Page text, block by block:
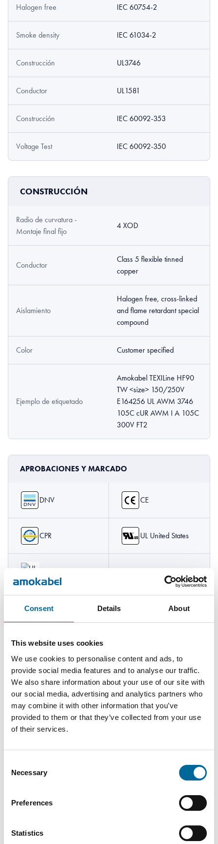
Consent Details About
This website uses cookies
We use cookies to personalise content and ads, to
provide social media features and to analyse our traffic.
We also share information about your use of our site with
our social media, advertising and analytics partners who
may combine it with other information that you’ve
provided to them or that they’ve collected from your use
of their services.
Selection
Necessary
Preferences
Statistics
Halogen free IEC 60754-2
Smoke density IEC 61034-2
Construcción UL3746
Conductor UL1581
Construcción IEC 60092-353
Voltage Test IEC 60092-350
CONSTRUCCIÓN
Radio de curvatura -
Montaje final fijo
4 XOD
Conductor
Class 5 flexible tinned
copper
Aislamiento
Halogen free, cross-linked
and flame retardant special
compound
Color Customer specified
Ejemplo de etiquetado
Amokabel TEXILine HF90
TW <size> 150/250V
E164256 UL AWM 3746
105C cUR AWM I A 105C
300V FT2
APROBACIONES Y MARCADO
DNV CE
CPR UL United States
Artículos de producto
Nombre
Sección
transversal
Diámetro
exterior
Peso
total
DoP
0,5 /
21
0,75 /
19